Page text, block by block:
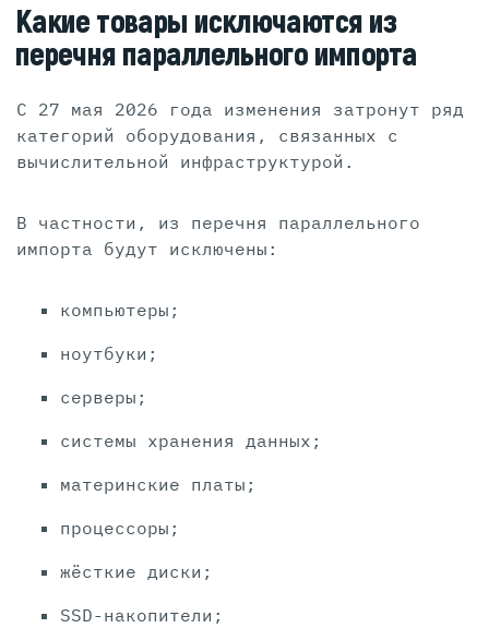
Какие товары исключаются из
перечня параллельного импорта
С 27 мая 2026 года изменения затронут ряд
категорий оборудования, связанных с
вычислительной инфраструктурой.
В частности, из перечня параллельного
импорта будут исключены:
компьютеры;
ноутбуки;
серверы;
системы хранения данных;
материнские платы;
процессоры;
жёсткие диски;
SSD-накопители;